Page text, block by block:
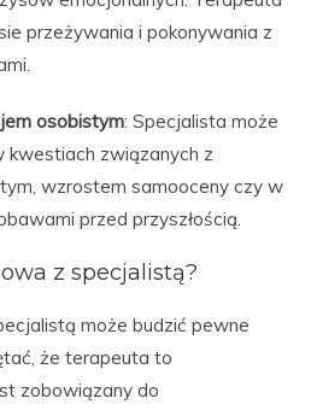
przeżywania i pokonywania z
osobistym: Specjalista może
kwestiach związanych z
wzrostem samooceny czy w
przed przyszłością.
z specjalistą?
może budzić pewne
że terapeuta to
zobowiązany do